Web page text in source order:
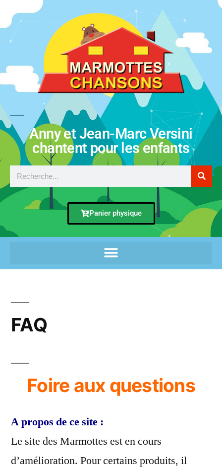
Anny et Jean-Marc Versini
chantent pour les enfants
Panier physique
FAQ
Foire aux questions
A propos de ce site :
Le site des Marmottes est en cours
d’amélioration. Pour certains produits, il